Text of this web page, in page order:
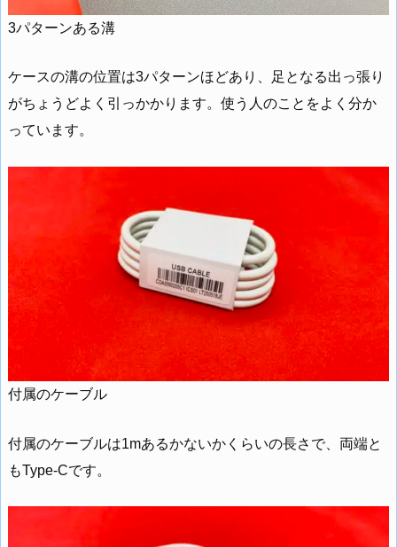
3パターンある溝
ケースの溝の位置は3パターンほどあり、足となる出っ張り
がちょうどよく引っかかります。使う人のことをよく分か
っています。
付属のケーブル
付属のケーブルは1mあるかないかくらいの長さで、両端と
もType-Cです。